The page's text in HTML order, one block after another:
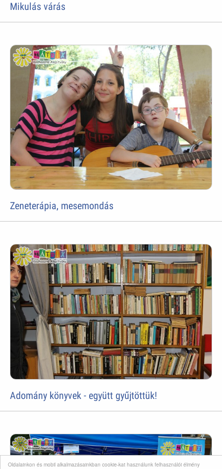
Oldalainkon és mobil alkalmazásainkban cookie-kat használunk felhasználói élmény
Mikulás várás
Zeneterápia, mesemondás
Adomány könyvek - együtt gyűjtöttük!